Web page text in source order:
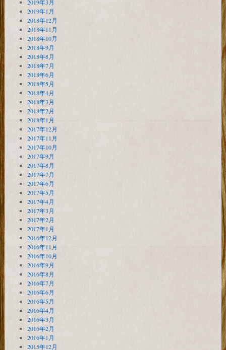
2019年3月
2019年1月
2018年12月
2018年11月
2018年10月
2018年9月
2018年8月
2018年7月
2018年6月
2018年5月
2018年4月
2018年3月
2018年2月
2018年1月
2017年12月
2017年11月
2017年10月
2017年9月
2017年8月
2017年7月
2017年6月
2017年5月
2017年4月
2017年3月
2017年2月
2017年1月
2016年12月
2016年11月
2016年10月
2016年9月
2016年8月
2016年7月
2016年6月
2016年5月
2016年4月
2016年3月
2016年2月
2016年1月
2015年12月